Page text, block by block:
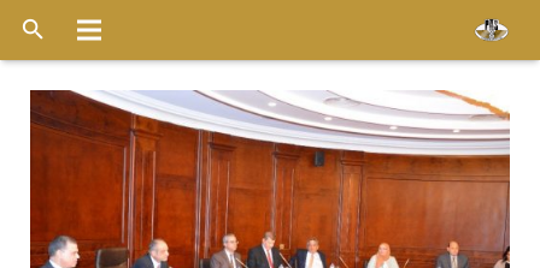
الرئيسية
عن الشركة
خدماتنا
الاسطول